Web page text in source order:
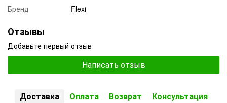
Бренд Flexi
Отзывы
Добавьте первый отзыв
Написать отзыв
Доставка Оплата Возврат Консультация